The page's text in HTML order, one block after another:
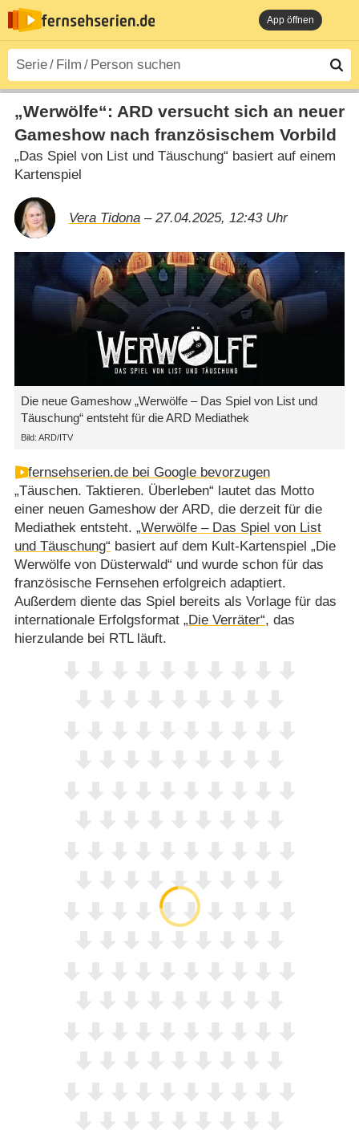
App öffnen
„Werwölfe“: ARD versucht sich an neuer
Gameshow nach französischem Vorbild
„Das Spiel von List und Täuschung“ basiert auf einem
Kartenspiel
Vera Tidona– 27.04.2025, 12:43 Uhr
Die neue Gameshow „Werwölfe – Das Spiel von List und
Täuschung“ entsteht für die ARD Mediathek
Bild: ARD/ITV
fernsehserien.de bei Google bevorzugen
„Täuschen. Taktieren. Überleben“ lautet das Motto
einer neuen Gameshow der ARD, die derzeit für die
Mediathek entsteht. „Werwölfe – Das Spiel von List
und Täuschung“ basiert auf dem Kult-Kartenspiel „Die
Werwölfe von Düsterwald“ und wurde schon für das
französische Fernsehen erfolgreich adaptiert.
Außerdem diente das Spiel bereits als Vorlage für das
internationale Erfolgsformat „Die Verräter“, das
hierzulande bei RTL läuft.